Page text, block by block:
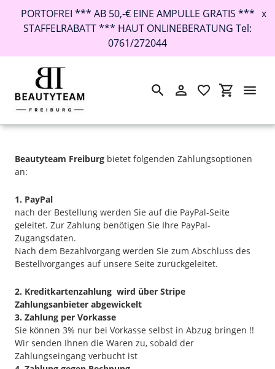
Direkt
Inhalt
PORTOFREI *** AB 50,-€ EINE AMPULLE GRATIS ***
STAFFELRABATT *** HAUT ONLINEBERATUNG Tel:
0761/272044
x
SuchenEinloggen
Startseite › Zahlung / Rabatte
Beautyteam Freiburg bietet folgenden Zahlungsoptionen
an:
1. PayPal
nach der Bestellung werden Sie auf die PayPal-Seite
geleitet. Zur Zahlung benötigen Sie Ihre PayPal-
Zugangsdaten.
Nach dem Bezahlvorgang werden Sie zum Abschluss des
Bestellvorganges auf unsere Seite zurückgeleitet.
2. Kreditkartenzahlung wird über Stripe
Zahlungsanbieter abgewickelt
3. Zahlung per Vorkasse
Sie können 3% nur bei Vorkasse selbst in Abzug bringen !!
Wir senden Ihnen die Waren zu, sobald der
Zahlungseingang verbucht ist